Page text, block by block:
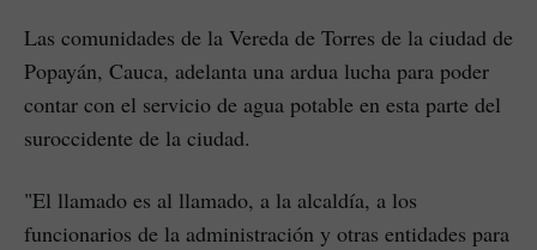
Las comunidades de la Vereda de Torres de la ciudad de
Popayán, Cauca, adelanta una ardua lucha para poder
contar con el servicio de agua potable en esta parte del
suroccidente de la ciudad.
"El llamado es al llamado, a la alcaldía, a los
funcionarios de la administración y otras entidades para